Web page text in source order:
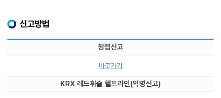
신고방법
청렴신고
KRX 레드휘슬 헬프라인(익명신고)
바로가기